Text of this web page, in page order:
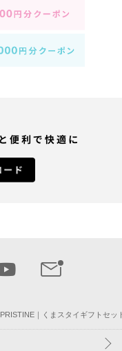
PRISTINE｜くまスタイギフトセッ